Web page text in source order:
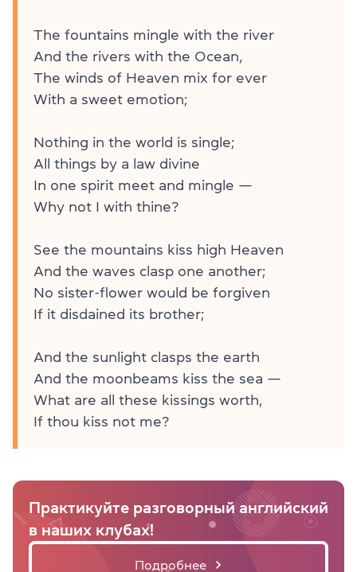
The fountains mingle with the river
And the rivers with the Ocean,
The winds of Heaven mix for ever
With a sweet emotion;
Nothing in the world is single;
All things by a law divine
In one spirit meet and mingle —
Why not I with thine?
See the mountains kiss high Heaven
And the waves clasp one another;
No sister-flower would be forgiven
If it disdained its brother;
And the sunlight clasps the earth
And the moonbeams kiss the sea —
What are all these kissings worth,
If thou kiss not me?
Практикуйте разговорный английский
в наших клубах!
Подробнее